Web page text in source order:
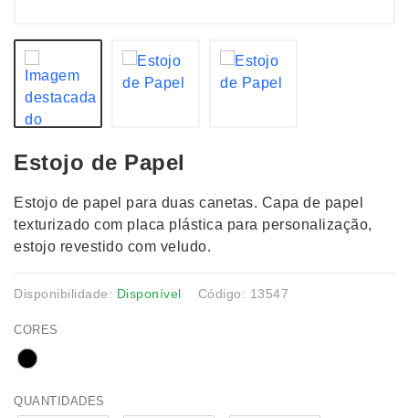
Estojo de Papel
Estojo de papel para duas canetas. Capa de papel
texturizado com placa plástica para personalização,
estojo revestido com veludo.
Disponibilidade: Disponível Código: 13547
CORES
QUANTIDADES